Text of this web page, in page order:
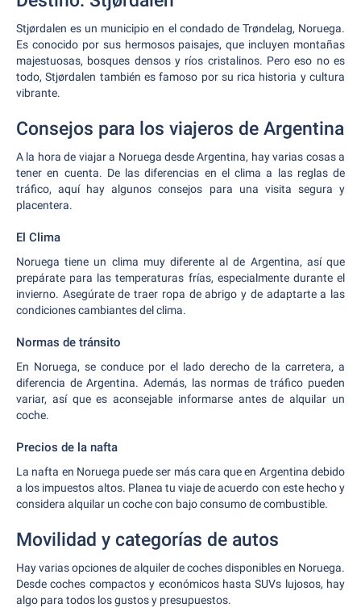
Stjørdalen es un municipio en el condado de Trøndelag, Noruega.
Es conocido por sus hermosos paisajes, que incluyen montañas
majestuosas, bosques densos y ríos cristalinos. Pero eso no es
todo, Stjørdalen también es famoso por su rica historia y cultura
vibrante.
Consejos para los viajeros de Argentina
A la hora de viajar a Noruega desde Argentina, hay varias cosas a
tener en cuenta. De las diferencias en el clima a las reglas de
tráfico, aquí hay algunos consejos para una visita segura y
placentera.
El Clima
Noruega tiene un clima muy diferente al de Argentina, así que
prepárate para las temperaturas frías, especialmente durante el
invierno. Asegúrate de traer ropa de abrigo y de adaptarte a las
condiciones cambiantes del clima.
Normas de tránsito
En Noruega, se conduce por el lado derecho de la carretera, a
diferencia de Argentina. Además, las normas de tráfico pueden
variar, así que es aconsejable informarse antes de alquilar un
coche.
Precios de la nafta
La nafta en Noruega puede ser más cara que en Argentina debido
a los impuestos altos. Planea tu viaje de acuerdo con este hecho y
considera alquilar un coche con bajo consumo de combustible.
Movilidad y categorías de autos
Hay varias opciones de alquiler de coches disponibles en Noruega.
Desde coches compactos y económicos hasta SUVs lujosos, hay
algo para todos los gustos y presupuestos.